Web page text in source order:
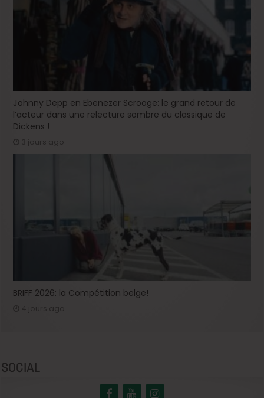
Johnny Depp en Ebenezer Scrooge: le grand retour de
l’acteur dans une relecture sombre du classique de
Dickens !
3 jours ago
BRIFF 2026: la Compétition belge!
SOCIAL